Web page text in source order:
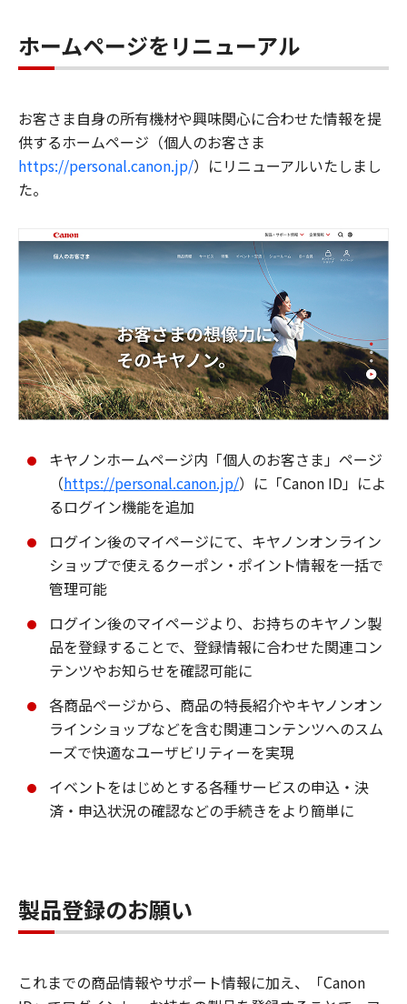
ホームページをリニューアル
お客さま自身の所有機材や興味関心に合わせた情報を提
供するホームページ（個人のお客さま
https://personal.canon.jp/）にリニューアルいたしまし
た。
キヤノンホームページ内「個人のお客さま」ページ
（https://personal.canon.jp/）に「Canon ID」によ
るログイン機能を追加
ログイン後のマイページにて、キヤノンオンライン
ショップで使えるクーポン・ポイント情報を一括で
管理可能
ログイン後のマイページより、お持ちのキヤノン製
品を登録することで、登録情報に合わせた関連コン
テンツやお知らせを確認可能に
各商品ページから、商品の特長紹介やキヤノンオン
ラインショップなどを含む関連コンテンツへのスム
ーズで快適なユーザビリティーを実現
イベントをはじめとする各種サービスの申込・決
済・申込状況の確認などの手続きをより簡単に
製品登録のお願い
これまでの商品情報やサポート情報に加え、「Canon